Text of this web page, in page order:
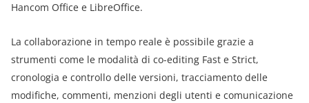
Hancom Office e LibreOffice.
La collaborazione in tempo reale è possibile grazie a
strumenti come le modalità di co-editing Fast e Strict,
cronologia e controllo delle versioni, tracciamento delle
modifiche, commenti, menzioni degli utenti e comunicazione